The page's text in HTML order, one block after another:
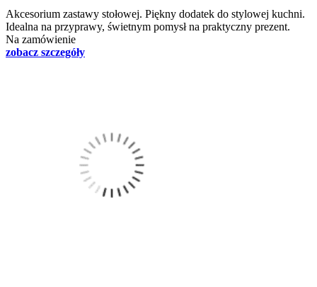
Akcesorium zastawy stołowej. Piękny dodatek do stylowej kuchni.
Idealna na przyprawy, świetnym pomysł na praktyczny prezent.
Na zamówienie
zobacz szczegóły